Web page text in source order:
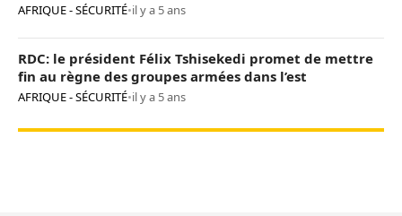
AFRIQUE - SÉCURITÉ•il y a 5 ans
RDC: le président Félix Tshisekedi promet de mettre
fin au règne des groupes armées dans l’est
AFRIQUE - SÉCURITÉ•il y a 5 ans